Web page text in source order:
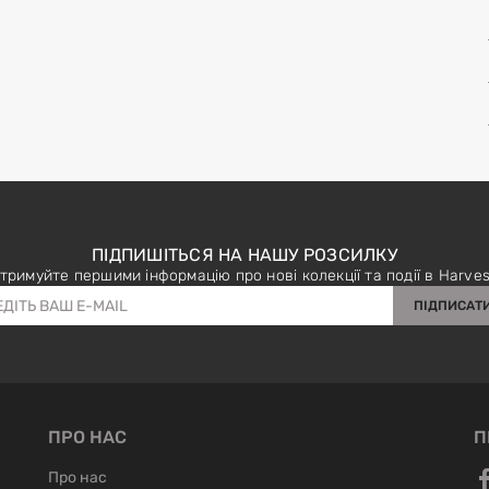
ПІДПИШІТЬСЯ НА НАШУ РОЗСИЛКУ
першими інформацію про нові колекції та події в
ПРО НАС
Про нас